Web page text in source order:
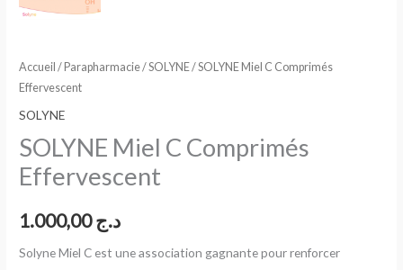
Accueil /Parapharmacie/SOLYNE/ SOLYNE Miel C Comprimés
Effervescent
SOLYNE
SOLYNE Miel C Comprimés
Effervescent
د.ج1.000,00
Solyne Miel C est une association gagnante pour renforcer